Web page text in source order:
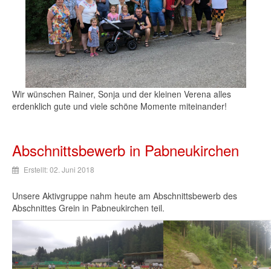
Wir wünschen Rainer, Sonja und der kleinen Verena alles
erdenklich gute und viele schöne Momente miteinander!
Abschnittsbewerb in Pabneukirchen
Erstellt: 02. Juni 2018
Unsere Aktivgruppe nahm heute am Abschnittsbewerb des
Abschnittes Grein in Pabneukirchen teil.